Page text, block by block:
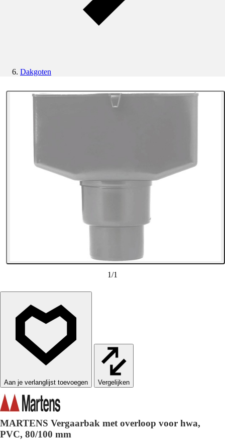
Dakgoten
1/1
Vergelijken
MARTENS Vergaarbak met overloop voor hwa,
PVC, 80/100 mm